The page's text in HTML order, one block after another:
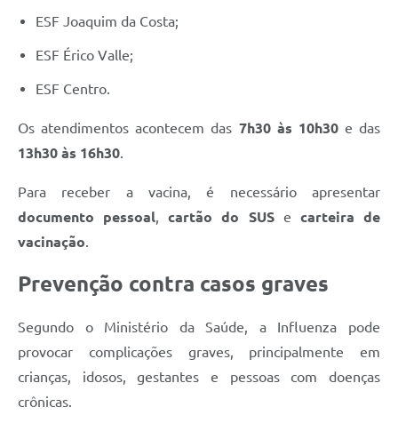
ESF Joaquim da Costa;
ESF Érico Valle;
ESF Centro.
Os atendimentos acontecem das 7h30 às 10h30e das
13h30 às 16h30.
Para receber a vacina, é necessário apresentar
documento pessoal,cartão do SUSe carteira de
vacinação.
Prevenção contra casos graves
Segundo o Ministério da Saúde, a Influenza pode
provocar complicações graves, principalmente em
crianças, idosos, gestantes e pessoas com doenças
crônicas.